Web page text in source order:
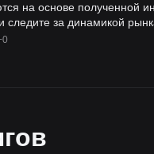
на основе полученной
за динамикой